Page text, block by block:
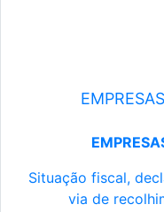
Situação fiscal,
via de